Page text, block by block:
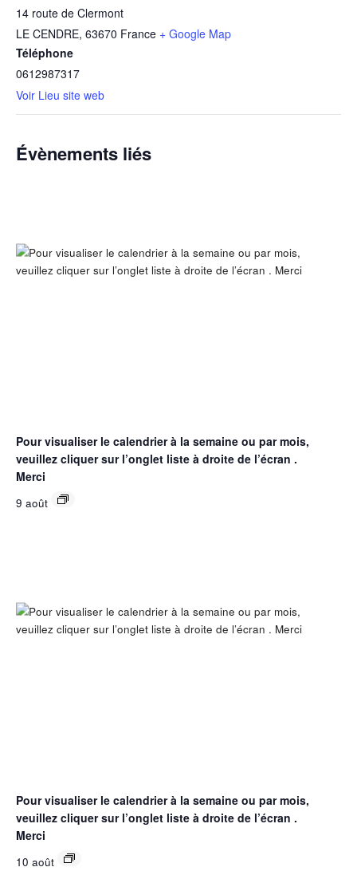
14 route de Clermont
LE CENDRE, 63670 France + Google Map
Téléphone
0612987317
Voir Lieu site web
Évènements liés
Pour visualiser le calendrier à la semaine ou par mois,
veuillez cliquer sur l’onglet liste à droite de l’écran .
Merci
9 août
Pour visualiser le calendrier à la semaine ou par mois,
veuillez cliquer sur l’onglet liste à droite de l’écran .
Merci
10 août